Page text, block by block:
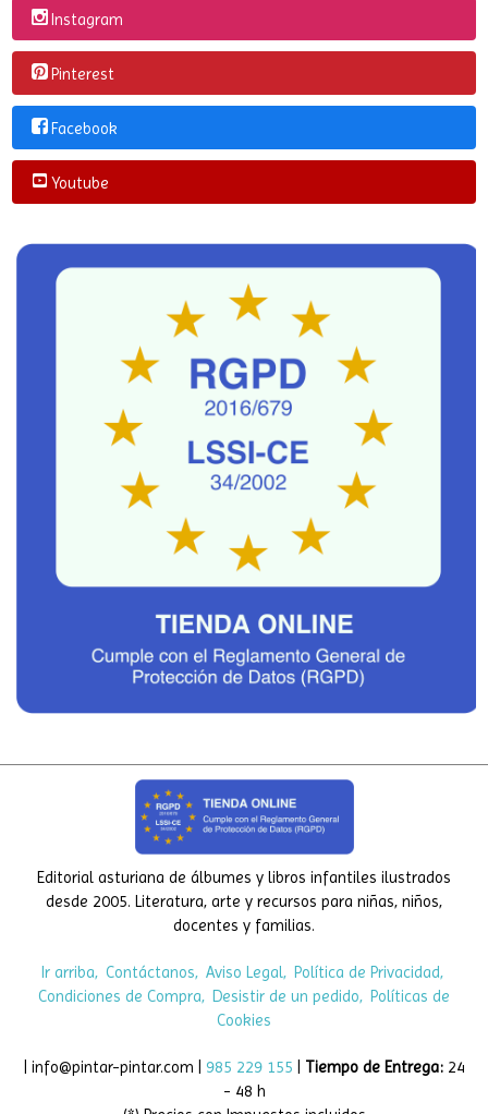
Instagram
Pinterest
Facebook
Youtube
Editorial asturiana de álbumes y libros infantiles ilustrados
desde 2005. Literatura, arte y recursos para niñas, niños,
docentes y familias.
Ir arriba Contáctanos Aviso Legal Política de Privacidad
Condiciones de Compra
Desistir de un pedido
Políticas de
Cookies
| info@pintar-pintar.com | 985 229 155 Tiempo de Entrega: 24
- 48 h